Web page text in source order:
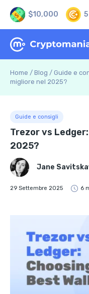
$10,000 5
Home / Blog / Guide e
migliore nel 2025?
Guide e consigli
Trezor vs
2025?
Jane
29 Settembre 2025 6